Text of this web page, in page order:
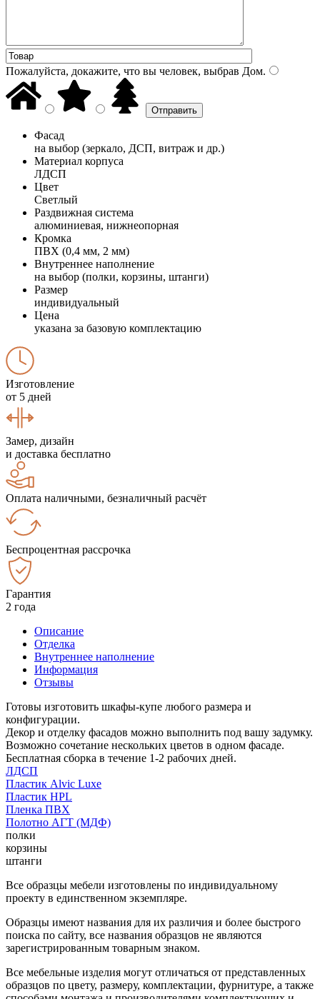
Пожалуйста, докажите, что вы человек, выбрав Дом.
Фасад
на выбор (зеркало, ДСП, витраж и др.)
Материал корпуса
ЛДСП
Цвет
Светлый
Раздвижная система
алюминиевая, нижнеопорная
Кромка
ПВХ (0,4 мм, 2 мм)
Внутреннее наполнение
на выбор (полки, корзины, штанги)
Размер
индивидуальный
Цена
указана за базовую комплектацию
Изготовление
от 5 дней
Замер, дизайн
и доставка бесплатно
Оплата наличными, безналичный расчёт
Беспроцентная рассрочка
Гарантия
2 года
Описание
Отделка
Внутреннее наполнение
Информация
Отзывы
Готовы изготовить шкафы-купе любого размера и
конфигурации.
Декор и отделку фасадов можно выполнить под вашу задумку.
Возможно сочетание нескольких цветов в одном фасаде.
Бесплатная сборка в течение 1-2 рабочих дней.
ЛДСП
Пластик Alvic Luxe
Пластик HPL
Пленка ПВХ
Полотно АГТ (МДФ)
полки
корзины
штанги
Все образцы мебели изготовлены по индивидуальному
проекту в единственном экземпляре.
Образцы имеют названия для их различия и более быстрого
поиска по сайту, все названия образцов не являются
зарегистрированным товарным знаком.
Все мебельные изделия могут отличаться от представленных
образцов по цвету, размеру, комплектации, фурнитуре, а также